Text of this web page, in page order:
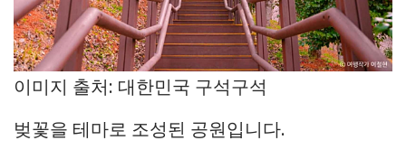
이미지 출처: 대한민국 구석구석
벚꽃을 테마로 조성된 공원입니다.